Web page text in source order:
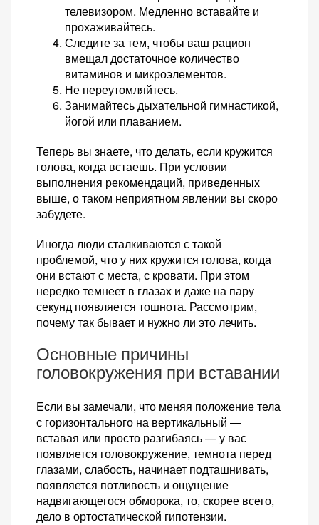
телевизором. Медленно вставайте и
прохаживайтесь.
Следите за тем, чтобы ваш рацион
вмещал достаточное количество
витаминов и микроэлементов.
Не переутомляйтесь.
Занимайтесь дыхательной гимнастикой,
йогой или плаванием.
Теперь вы знаете, что делать, если кружится
голова, когда встаешь. При условии
выполнения рекомендаций, приведенных
выше, о таком неприятном явлении вы скоро
забудете.
Иногда люди сталкиваются с такой
проблемой, что у них кружится голова, когда
они встают с места, с кровати. При этом
нередко темнеет в глазах и даже на пару
секунд появляется тошнота. Рассмотрим,
почему так бывает и нужно ли это лечить.
Основные причины
головокружения при вставании
Если вы замечали, что меняя положение тела
с горизонтального на вертикальный —
вставая или просто разгибаясь — у вас
появляется головокружение, темнота перед
глазами, слабость, начинает подташнивать,
появляется потливость и ощущение
надвигающегося обморока, то, скорее всего,
дело в ортостатической гипотензии.